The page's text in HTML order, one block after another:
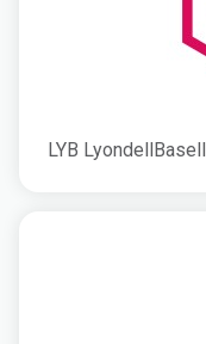
LYB LyondellBasell